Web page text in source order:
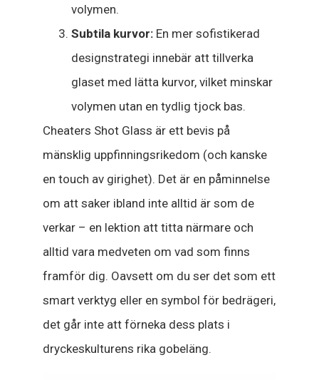
volymen.
Subtila kurvor: En mer sofistikerad
designstrategi innebär att tillverka
glaset med lätta kurvor, vilket minskar
volymen utan en tydlig tjock bas.
Cheaters Shot Glass är ett bevis på
mänsklig uppfinningsrikedom (och kanske
en touch av girighet). Det är en påminnelse
om att saker ibland inte alltid är som de
verkar – en lektion att titta närmare och
alltid vara medveten om vad som finns
framför dig. Oavsett om du ser det som ett
smart verktyg eller en symbol för bedrägeri,
det går inte att förneka dess plats i
dryckeskulturens rika gobeläng.